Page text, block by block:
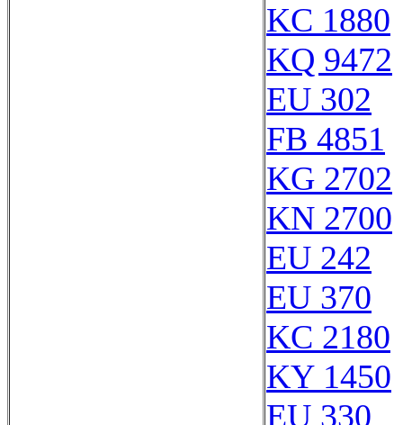
KC 1880
KQ 9472
EU 302
FB 4851
KG 2702
KN 2700
EU 242
EU 370
KC 2180
KY 1450
EU 330